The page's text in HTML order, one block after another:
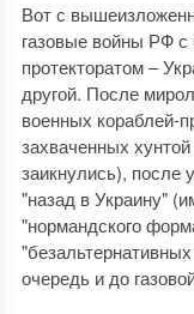
Вот с
газовые войны РФ
протекторатом ‒
другой. После
военных кораблей-
захваченных
заикнулись), после
"назад в Украину"
"нормандского
очередь и до